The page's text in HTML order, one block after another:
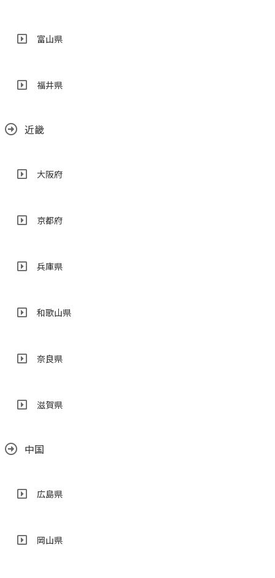
富山県
福井県
近畿
大阪府
京都府
兵庫県
和歌山県
奈良県
滋賀県
中国
広島県
岡山県